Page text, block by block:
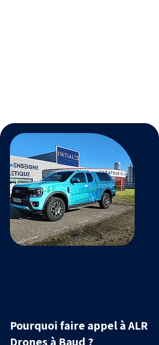
Pourquoi faire appel à ALR
Drones à Baud ?